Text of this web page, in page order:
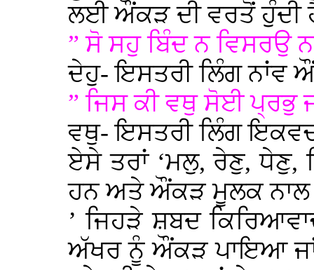
ਲਈ ਔਂਕੜ ਦੀ ਵਰਤੋਂ ਹੁੰਦੀ
” ਸੋ ਸਹੁ ਬਿੰਦ ਨ ਵਿਸਰਉ
ਦੇਹੁ- ਇਸਤਰੀ ਲਿੰਗ ਨਾਂਵ
” ਜਿਸ ਕੀ ਵਥੁ ਸੋਈ ਪ੍ਰਭੁ
ਵਥੁ- ਇਸਤਰੀ ਲਿੰਗ
ਏਸੇ ਤਰਾਂ ‘ਮਲੁ, ਰੇਣੁ,
ਹਨ ਅਤੇ ਔਂਕੜ ਮੂਲਕ ਨਾਲ
’ ਜਿਹੜੇ ਸ਼ਬਦ
ਅੱਖਰ ਨੂੰ ਔਂਕੜ ਪਾਇਆ